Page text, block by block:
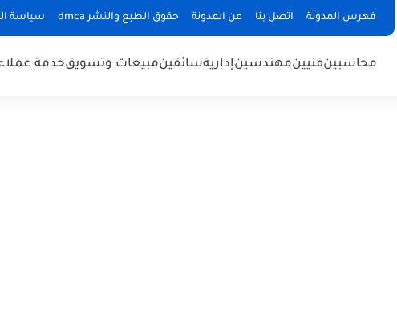
فهرس المدونة اتصل بنا عن المدونة حقوق الطبع والنشر dmca سياسة
محاسبينفنيينمهندسينإداريةسائقينمبيعات وتسويقخدمة